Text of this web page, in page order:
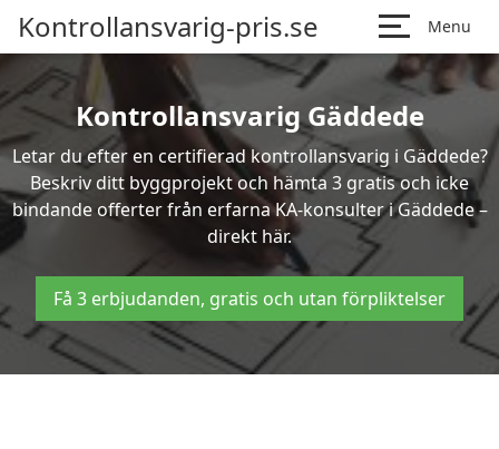
Kontrollansvarig-pris.se Menu
Kontrollansvarig Gäddede
Letar du efter en certifierad kontrollansvarig i Gäddede?
Beskriv ditt byggprojekt och hämta 3 gratis och icke
bindande offerter från erfarna KA-konsulter i Gäddede –
direkt här.
Få 3 erbjudanden, gratis och utan förpliktelser